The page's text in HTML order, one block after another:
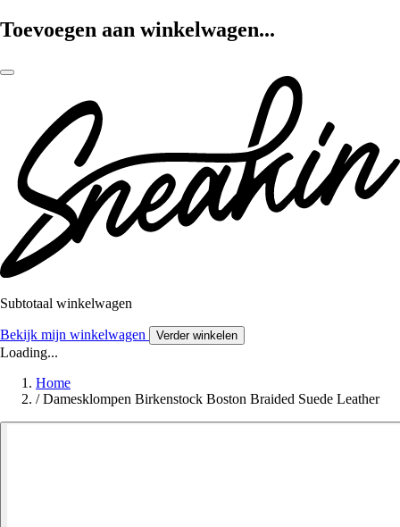
Toevoegen aan winkelwagen...
Subtotaal winkelwagen
Bekijk mijn winkelwagen Verder winkelen
Loading...
Home
/ Damesklompen Birkenstock Boston Braided Suede Leather